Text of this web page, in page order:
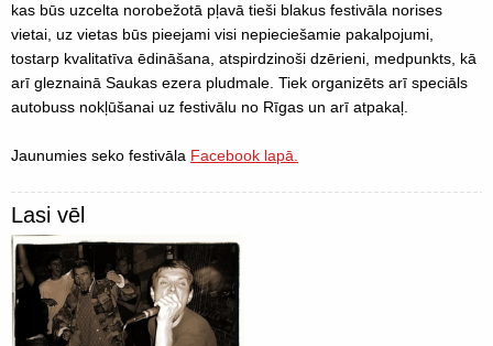
kas būs uzcelta norobežotā pļavā tieši blakus festivāla norises
vietai, uz vietas būs pieejami visi nepieciešamie pakalpojumi,
tostarp kvalitatīva ēdināšana, atspirdzinoši dzērieni, medpunkts, kā
arī gleznainā Saukas ezera pludmale. Tiek organizēts arī speciāls
autobuss nokļūšanai uz festivālu no Rīgas un arī atpakaļ.
Jaunumies seko festivāla Facebook lapā.
Lasi vēl